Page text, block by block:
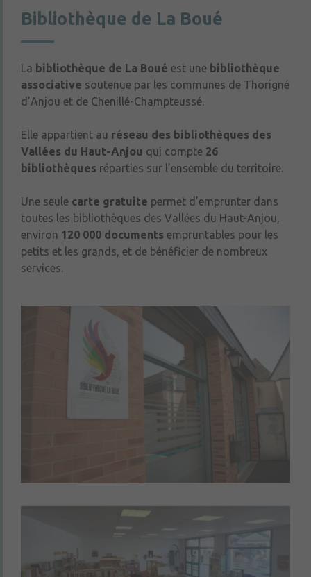
Bibliothèque de La Boué
La bibliothèque de La Boué est une bibliothèque
associative soutenue par les communes de Thorigné
d’Anjou et de Chenillé-Champteussé.
Elle appartient au réseau des bibliothèques des
Vallées du Haut-Anjou qui compte 26
bibliothèques réparties sur l’ensemble du territoire.
Une seule carte gratuite permet d’emprunter dans
toutes les bibliothèques des Vallées du Haut-Anjou,
environ 120 000 documents empruntables pour les
petits et les grands, et de bénéficier de nombreux
services.